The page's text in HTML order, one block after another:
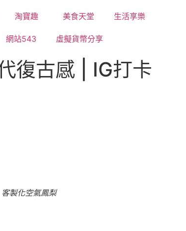
淘寶趣 美食天堂 生活享樂
網站543 虛擬貨幣分享
復古感 | IG打卡
客製化空氣鳳梨